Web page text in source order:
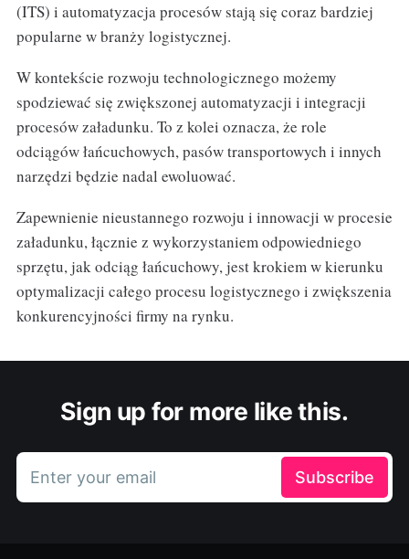
(ITS) i automatyzacja procesów stają się coraz bardziej
popularne w branży logistycznej.
W kontekście rozwoju technologicznego możemy
spodziewać się zwiększonej automatyzacji i integracji
procesów załadunku. To z kolei oznacza, że role
odciągów łańcuchowych, pasów transportowych i innych
narzędzi będzie nadal ewoluować.
Zapewnienie nieustannego rozwoju i innowacji w procesie
załadunku, łącznie z wykorzystaniem odpowiedniego
sprzętu, jak odciąg łańcuchowy, jest krokiem w kierunku
optymalizacji całego procesu logistycznego i zwiększenia
konkurencyjności firmy na rynku.
Sign up for more like this.
Enter your email Subscribe